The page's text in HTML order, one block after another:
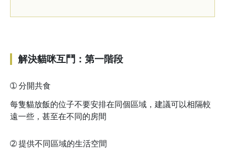
解決貓咪互鬥：第一階段
➀分開共食
每隻貓放飯的位子不要安排在同個區域，建議可以相隔較
遠一些，甚至在不同的房間
➁提供不同區域的生活空間